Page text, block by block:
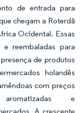
de entrada para
chegam a Roterdã
Ocidental. Essas
e reembaladas para
de produtos
holandês
com preços
aromatizadas e